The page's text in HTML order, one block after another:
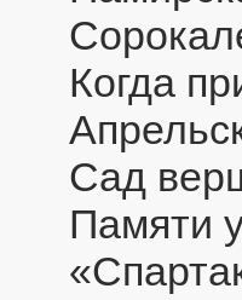
Когда
Сад
Памяти